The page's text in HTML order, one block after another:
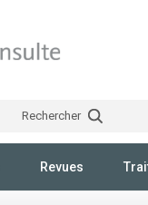
Rechercher
Revues